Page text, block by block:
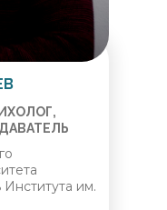
им.